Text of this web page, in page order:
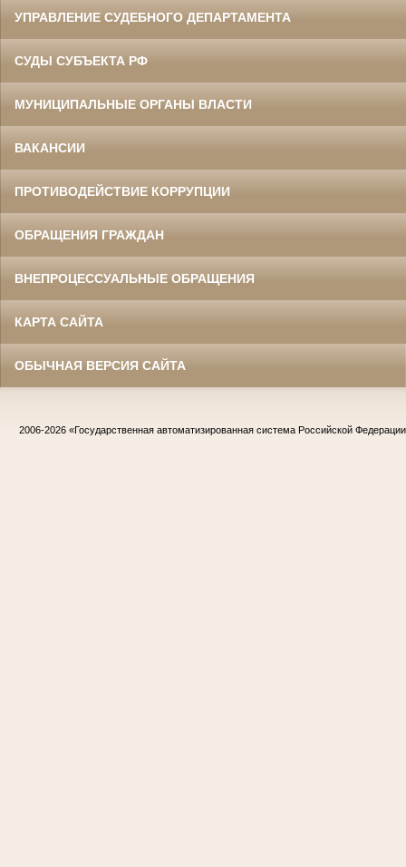
УПРАВЛЕНИЕ СУДЕБНОГО ДЕПАРТАМЕНТА
СУДЫ СУБЪЕКТА РФ
МУНИЦИПАЛЬНЫЕ ОРГАНЫ ВЛАСТИ
ВАКАНСИИ
ПРОТИВОДЕЙСТВИЕ КОРРУПЦИИ
ОБРАЩЕНИЯ ГРАЖДАН
ВНЕПРОЦЕССУАЛЬНЫЕ ОБРАЩЕНИЯ
КАРТА САЙТА
ОБЫЧНАЯ ВЕРСИЯ САЙТА
2006-2026 «Государственная автоматизированная система Российской